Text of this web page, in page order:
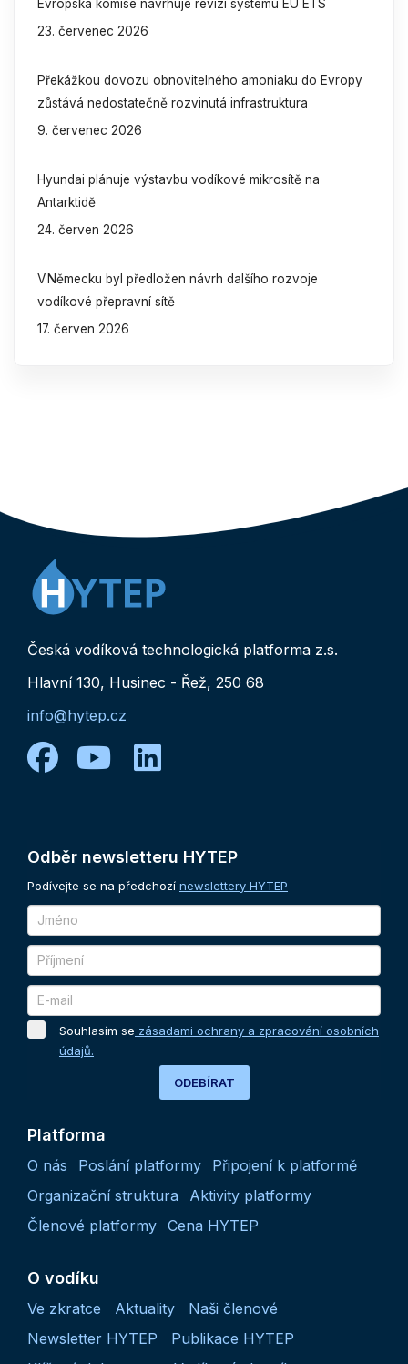
Evropská komise navrhuje revizi systému EU ETS
23. červenec 2026
Překážkou dovozu obnovitelného amoniaku do Evropy
zůstává nedostatečně rozvinutá infrastruktura
9. červenec 2026
Hyundai plánuje výstavbu vodíkové mikrosítě na
Antarktidě
24. červen 2026
V Německu byl předložen návrh dalšího rozvoje
vodíkové přepravní sítě
17. červen 2026
Česká vodíková technologická platforma z.s.
Hlavní 130, Husinec - Řež, 250 68
info@hytep.cz
facebook
youtube
linkedin
Odběr newsletteru HYTEP
Podívejte se na předchozí newslettery HYTEP
Souhlasím se zásadami ochrany a zpracování osobních
údajů.
ODEBÍRAT
Platforma
O nás Poslání platformy
Připojení k platformě
Organizační struktura
Aktivity platformy
Členové platformy Cena HYTEP
O vodíku
Ve zkratce Aktuality
Naši členové
Newsletter HYTEP
Publikace HYTEP